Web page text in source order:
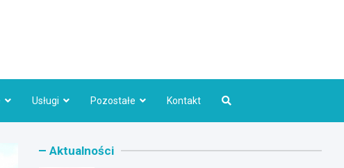
Usługi Pozostałe Kontakt
Aktualności